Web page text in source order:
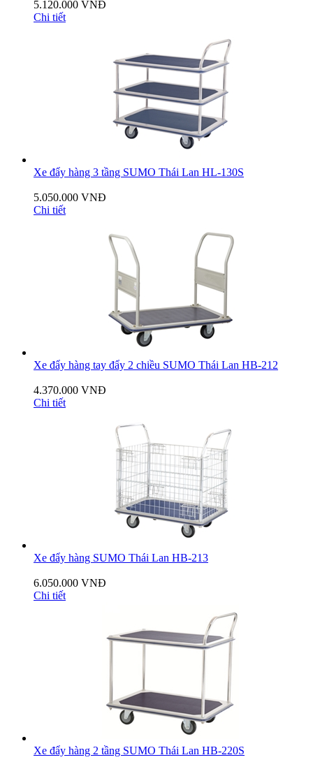
5.120.000 VNĐ
Chi tiết
Xe đẩy hàng 3 tầng SUMO Thái Lan HL-130S
5.050.000 VNĐ
Chi tiết
Xe đẩy hàng tay đẩy 2 chiều SUMO Thái Lan HB-212
4.370.000 VNĐ
Chi tiết
Xe đẩy hàng SUMO Thái Lan HB-213
6.050.000 VNĐ
Chi tiết
Xe đẩy hàng 2 tầng SUMO Thái Lan HB-220S